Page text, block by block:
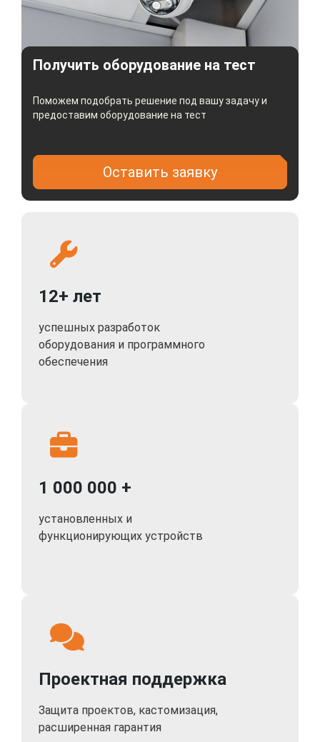
объектов), PD / VD (обнаружение людей /
транспортных средств), CC (перекрестный
подсчет), CD (определение плотности толпы),
QD (определение длины очереди), HM
LPD (обнаружение номерного знака), FD
(обнаружение/распознавание лиц)
Получить оборудование на тест
Поможем подобрать решение под вашу задачу и
предоставим оборудование на тест
Оставить заявку
12+ лет
успешных разработок
оборудования и программного
обеспечения
1 000 000 +
установленных и
функционирующих устройств
Проектная поддержка
Защита проектов, кастомизация,
расширенная гарантия